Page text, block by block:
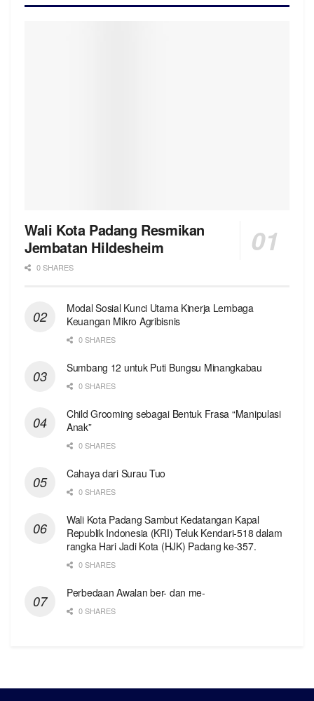
Wali Kota Padang Resmikan
Jembatan Hildesheim
0 SHARES
Modal Sosial Kunci Utama Kinerja Lembaga
Keuangan Mikro Agribisnis
0 SHARES
Sumbang 12 untuk Puti Bungsu Minangkabau
0 SHARES
Child Grooming sebagai Bentuk Frasa “Manipulasi
Anak”
0 SHARES
Cahaya dari Surau Tuo
0 SHARES
Wali Kota Padang Sambut Kedatangan Kapal
Republik Indonesia (KRI) Teluk Kendari-518 dalam
rangka Hari Jadi Kota (HJK) Padang ke-357.
0 SHARES
Perbedaan Awalan ber- dan me-
0 SHARES